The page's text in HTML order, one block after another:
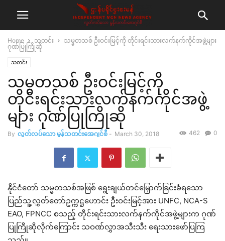
Home သတင်း
သမ္မတသစ် ဦးဝင်းမြင့်ကို တိုင်းရင်းသားလက်နက်ကိုင်အဖွဲ့များ
ဂုဏ်ပြုကြိုဆို
သတင်း
သမ္မတသစ် ဦးဝင်းမြင့်ကို
တိုင်းရင်းသားလက်နက်ကိုင်အဖွဲ့
များ ဂုဏ်ပြုကြိုဆို
By လွတ်လပ်သော မွန်သတင်းအေဂျင်စီ - March 30, 2018 0
462
နိုင်ငံတော် သမ္မတသစ်အဖြစ် ရွေးချယ်တင်မြှောက်ခြင်းခံရသော
ပြည်သူ့လွှတ်တော်ဥက္ကဋ္ဌဟောင်း ဦးဝင်းမြင့်အား UNFC, NCA-S
EAO, FPNCC စသည့် တိုင်းရင်းသားလက်နက်ကိုင်အဖွဲ့များက ဂုဏ်
ပြုကြိုဆိုလိုက်ကြောင်း သဝဏ်လွှာအသီးသီး ရေးသားဖော်ပြကြ